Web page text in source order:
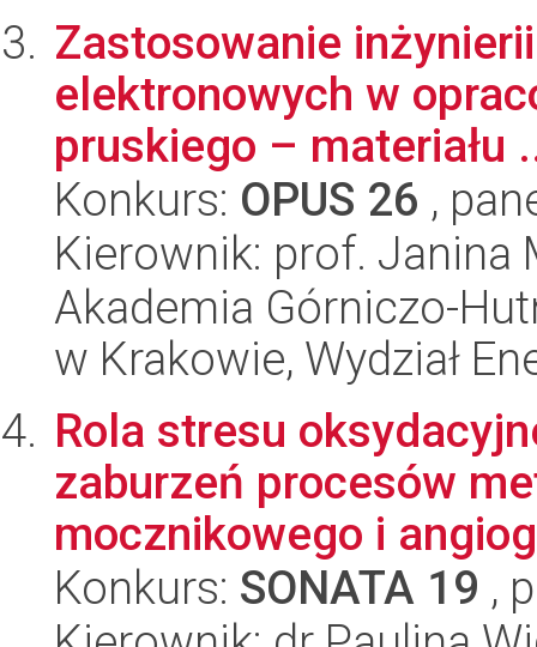
Zastosowanie
elektronowych w
pruskiego – materiału
Konkurs: OPUS 26 ,
Kierownik: prof. Janina
Akademia Górniczo-
w Krakowie, Wydział
Rola stresu
zaburzeń procesów
mocznikowego i
Konkurs: SONATA 19 ,